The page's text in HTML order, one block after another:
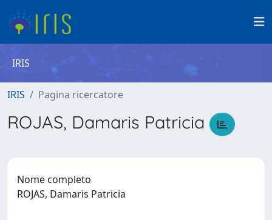
IRIS
IRIS Pagina ricercatore
ROJAS, Damaris Patricia
Nome completo
ROJAS, Damaris Patricia